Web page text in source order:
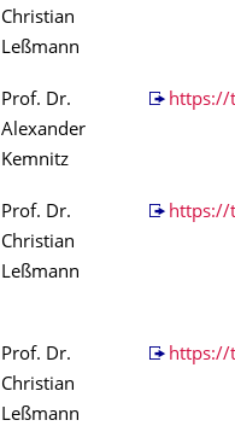
Christian
Leßmann
Prof. Dr.
Alexander
Kemnitz
https://
Prof. Dr.
Christian
Leßmann
https://
Prof. Dr.
Christian
Leßmann
https://